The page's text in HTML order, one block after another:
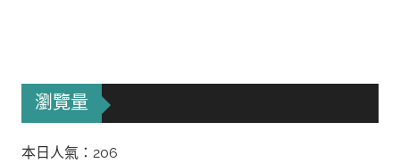
瀏覽量
本日人氣：206